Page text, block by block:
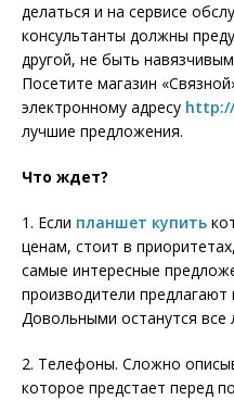
делаться и на сервисе
консультанты должны
другой, не быть
Посетите магазин
электронному адресу
лучшие предложения.
Что ждет?
1. Если планшет купить
ценам, стоит в
самые интересные
производители
Довольными останутся все
2. Телефоны. Сложно
которое предстает перед